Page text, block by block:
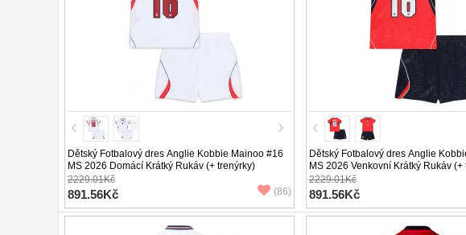
Dětský Fotbalový dres Anglie Kobbie Mainoo #16
MS 2026 Domácí Krátký Rukáv (+ trenýrky)
2229.01Kč
891.56Kč (86)
Dětský Fotbalový dres Anglie
MS 2026 Venkovní Krátký Rukáv (+
2229.01Kč
891.56Kč